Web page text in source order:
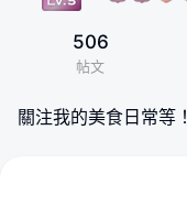
506
帖文
關注我的美食日常等！